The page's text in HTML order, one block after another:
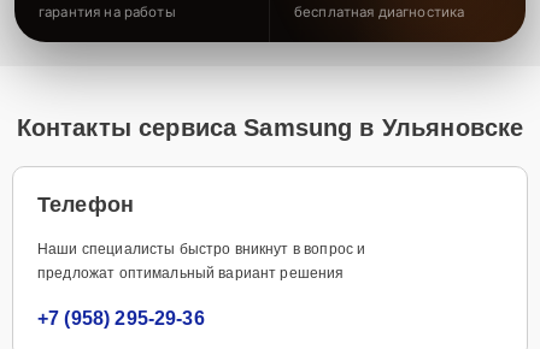
гарантия на работы бесплатная диагностика
Контакты сервиса Samsung в Ульяновске
Телефон
Наши специалисты быстро вникнут в вопрос и
предложат оптимальный вариант решения
+7 (958) 295-29-36